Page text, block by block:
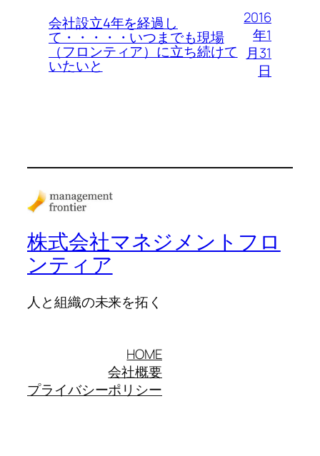
会社設立4年を経過し
て・・・・・いつまでも現場
（フロンティア）に立ち続けて
いたいと
2016
年1
月31
日
株式会社マネジメントフロ
ンティア
人と組織の未来を拓く
HOME
会社概要
プライバシーポリシー